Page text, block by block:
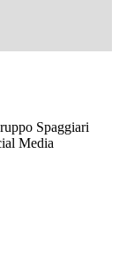
Spaggiari
Media